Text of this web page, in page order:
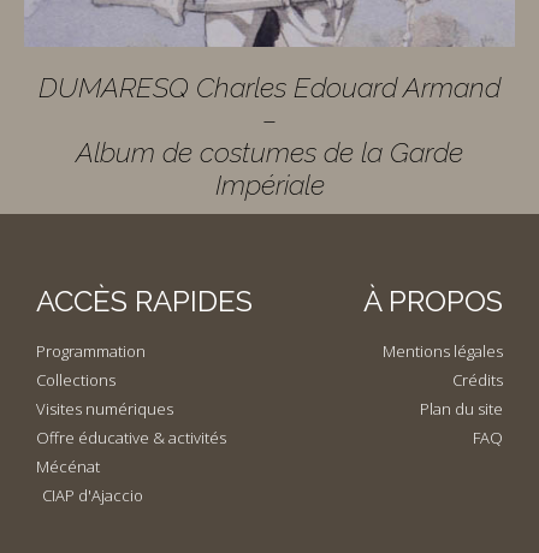
DUMARESQ Charles Edouard Armand
–
Album de costumes de la Garde
Impériale
ACCÈS RAPIDES
Programmation
Collections
Visites numériques
Offre éducative & activités
Mécénat
CIAP d'Ajaccio
À PROPOS
Mentions légales
Crédits
Plan du site
FAQ